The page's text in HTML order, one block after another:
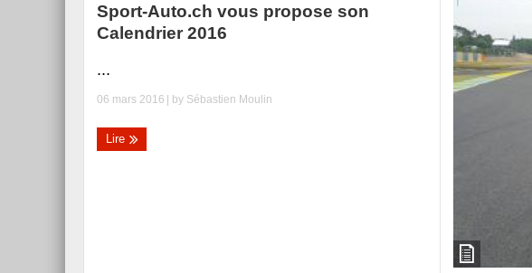
Sport-Auto.ch vous propose son
Calendrier 2016
...
06 mars 2016 | by Sébastien Moulin
Lire